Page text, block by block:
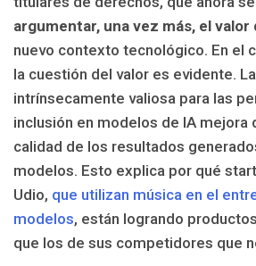
argumentar, una vez más, el valor
nuevo contexto tecnológico. En el
la cuestión del valor es evidente.
intrínsecamente valiosa para las
inclusión en modelos de IA mejora
calidad de los resultados
modelos. Esto explica por qué
Udio, que utilizan música en el
modelos, están logrando
que los de sus competidores que